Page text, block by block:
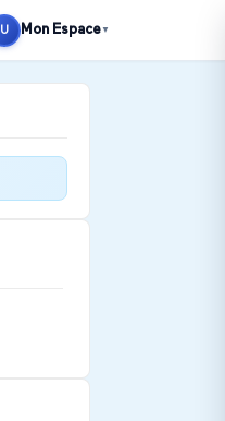
U Mon Espace ▼